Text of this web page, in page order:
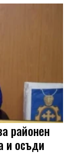
районен
и осъди